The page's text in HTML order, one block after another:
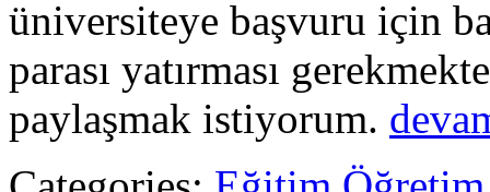
üniversiteye başvuru için
parası yatırması
paylaşmak istiyorum.